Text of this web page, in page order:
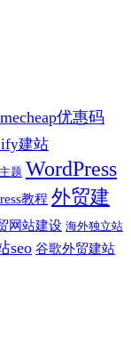
优惠码
建站
题 WordPress
教程 外贸建
网站建设 海外独立站
seo 谷歌外贸建站